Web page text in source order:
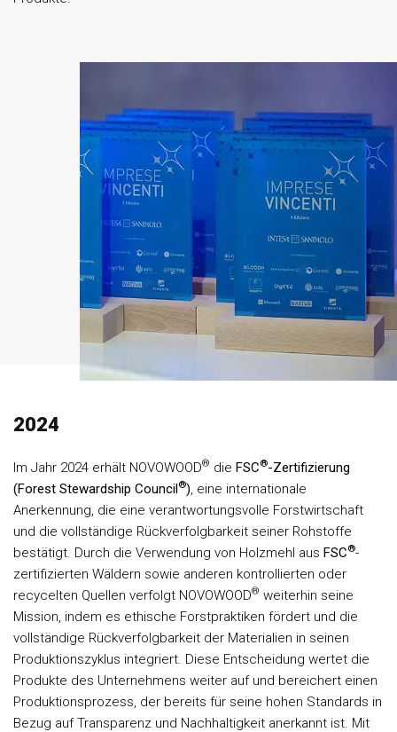
2024
Im Jahr 2024 erhält NOVOWOOD® die FSC®-Zertifizierung
(Forest Stewardship Council®), eine internationale
Anerkennung, die eine verantwortungsvolle Forstwirtschaft
und die vollständige Rückverfolgbarkeit seiner Rohstoffe
bestätigt. Durch die Verwendung von Holzmehl aus FSC®-
zertifizierten Wäldern sowie anderen kontrollierten oder
recycelten Quellen verfolgt NOVOWOOD® weiterhin seine
Mission, indem es ethische Forstpraktiken fördert und die
vollständige Rückverfolgbarkeit der Materialien in seinen
Produktionszyklus integriert. Diese Entscheidung wertet die
Produkte des Unternehmens weiter auf und bereichert einen
Produktionsprozess, der bereits für seine hohen Standards in
Bezug auf Transparenz und Nachhaltigkeit anerkannt ist. Mit